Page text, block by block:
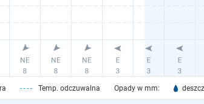
Temp. odczuwalna Opady w mm: deszcz